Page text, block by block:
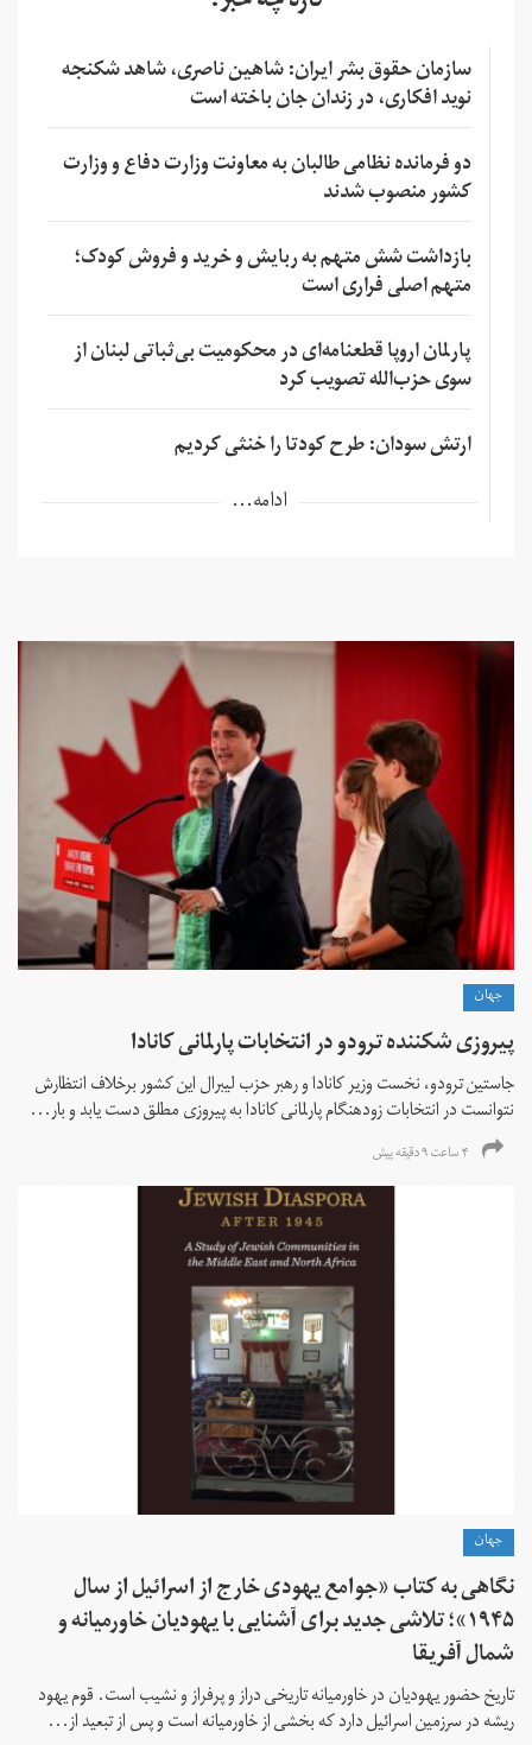
سازمان حقوق بشر ایران: شاهین ناصری، شاهد شکنجه
نوید افکاری، در زندان جان باخته است
دو فرمانده نظامی طالبان به معاونت وزارت دفاع و وزارت
کشور منصوب شدند
بازداشت شش متهم به ربایش و خرید و فروش کودک؛
متهم اصلی فراری است
پارلمان اروپا قطعنامه‌ای در محکومیت بی‌ثباتی لبنان از
سوی حزب‌الله تصویب کرد
ارتش سودان: طرح کودتا را خنثی کردیم
ادامه...
جهان
پیروزی شکننده ترودو در انتخابات پارلمانی کانادا
جاستین ترودو، نخست وزیر کانادا و رهبر حزب لیبرال این کشور برخلاف انتظارش
نتوانست در انتخابات زود‌هنگام پارلمانی کانادا به پیروزی مطلق دست یابد و بار...
۴ ساعت ۹ دقیقه پیش
جهان
نگاهی به کتاب «جوامع یهودی خارج از اسرائیل از سال
۱۹۴۵»؛ تلاشی جدید برای آشنایی با یهودیان خاورمیانه و
شمال آفریقا
تاریخ حضور یهودیان در خاورمیانه تاریخی دراز و پرفراز و نشیب است. قوم یهود
ریشه در سرزمین اسرائیل دارد که بخشی از خاورمیانه است و پس از تبعید از...